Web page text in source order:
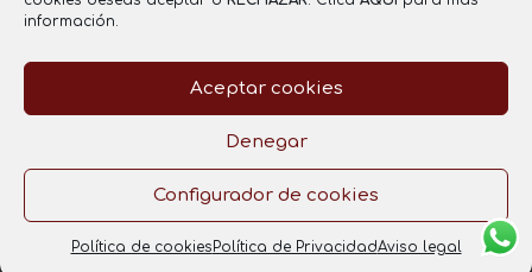
información.
Aceptar cookies
Denegar
Configurador de cookies
Política de cookiesPolítica de PrivacidadAviso legal
Aviso legal
Política de Privacidad
Política de cookies
Copyright © 2025 by www.janubaweb.com